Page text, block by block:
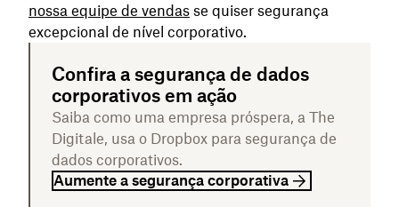
nossa equipe de vendas se quiser segurança
excepcional de nível corporativo.
Confira a segurança de dados
corporativos em ação
Saiba como uma empresa próspera, a The
Digitale, usa o Dropbox para segurança de
dados corporativos.
Aumente a segurança corporativa